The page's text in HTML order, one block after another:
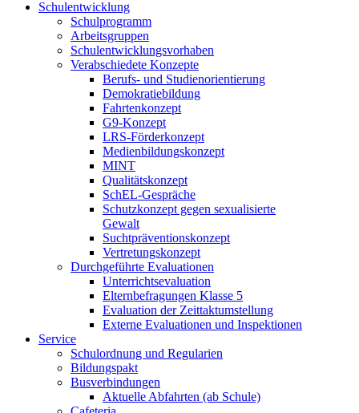
Schulentwicklung
Schulprogramm
Arbeitsgruppen
Schulentwicklungsvorhaben
Verabschiedete Konzepte
Berufs- und Studienorientierung
Demokratiebildung
Fahrtenkonzept
G9-Konzept
LRS-Förderkonzept
Medienbildungskonzept
MINT
Qualitätskonzept
SchEL-Gespräche
Schutzkonzept gegen sexualisierte
Gewalt
Suchtpräventionskonzept
Vertretungskonzept
Durchgeführte Evaluationen
Unterrichtsevaluation
Elternbefragungen Klasse 5
Evaluation der Zeittaktumstellung
Externe Evaluationen und Inspektionen
Service
Schulordnung und Regularien
Bildungspakt
Busverbindungen
Aktuelle Abfahrten (ab Schule)